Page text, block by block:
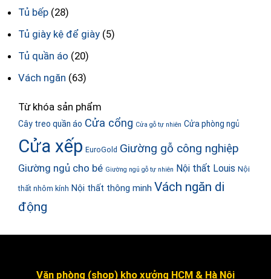
Tủ bếp (28)
Tủ giày kệ để giày (5)
Tủ quần áo (20)
Vách ngăn (63)
Từ khóa sản phẩm
Cây treo quần áo Cửa cổng Cửa gỗ tự nhiên Cửa phòng ngủ
Cửa xếp EuroGold Giường gỗ công nghiệp
Giường ngủ cho bé Giường ngủ gỗ tự nhiên Nội thất Louis Nội
thất nhôm kính Nội thất thông minh Vách ngăn di
động
Văn phòng (shop) kho xưởng HCM & Hà Nội